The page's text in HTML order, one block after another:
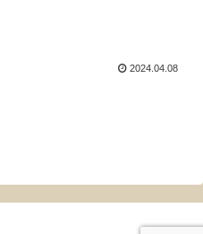
2024.04.08